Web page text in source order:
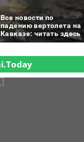
Все новости по
падению вертолета на
Кавказе: читать здесь